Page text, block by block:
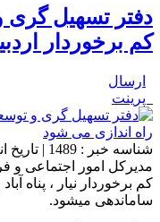
کم برخوردار
ارسال
پرینت
شناسه خبر : 1489 | تاریخ انتشار : 09 می 2019 - 7:02 |
مدیرکل امور اجتماعی و
کم برخوردار نیار ، پناه
ساماندهی می‎شود.